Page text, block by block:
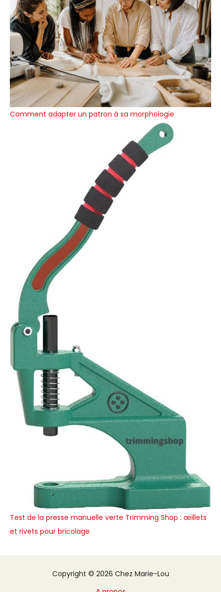
Comment adapter un patron à sa morphologie
Test de la presse manuelle verte Trimming Shop : œillets
et rivets pour bricolage
Copyright © 2026 Chez Marie-Lou